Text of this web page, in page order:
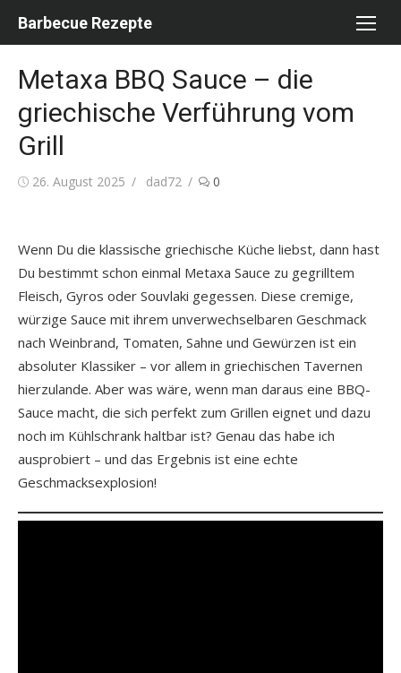
Barbecue Rezepte
Metaxa BBQ Sauce – die
griechische Verführung vom
Grill
Posted
26. August 2025 Author
dad72 0
Wenn Du die klassische griechische Küche liebst, dann hast
Du bestimmt schon einmal Metaxa Sauce zu gegrilltem
Fleisch, Gyros oder Souvlaki gegessen. Diese cremige,
würzige Sauce mit ihrem unverwechselbaren Geschmack
nach Weinbrand, Tomaten, Sahne und Gewürzen ist ein
absoluter Klassiker – vor allem in griechischen Tavernen
hierzulande. Aber was wäre, wenn man daraus eine BBQ-
Sauce macht, die sich perfekt zum Grillen eignet und dazu
noch im Kühlschrank haltbar ist? Genau das habe ich
ausprobiert – und das Ergebnis ist eine echte
Geschmacksexplosion!